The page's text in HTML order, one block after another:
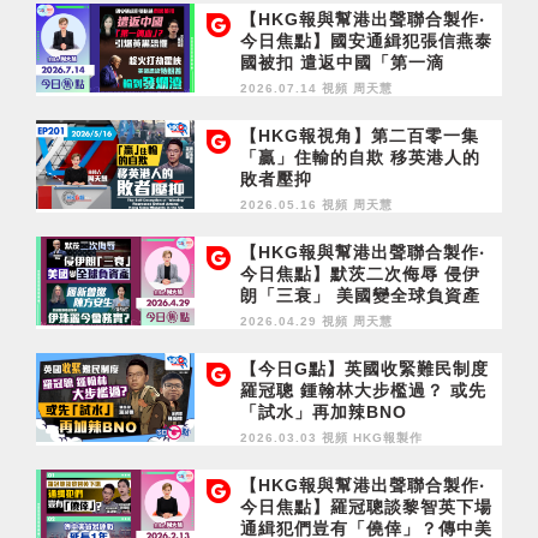
llow Fame, Real Defeat
【HKG報與幫港出聲聯合製作‧
今日焦點】國安通緝犯張信燕泰
國被扣 遣返中國「第一滴
血」？ 引爆黃黑恐懼 趁火打劫
2026.07.14 視頻 周天慧
【HKG報視角】第二百零一集
「贏」住輸的自欺 移英港人的
敗者壓抑
2026.05.16 視頻 周天慧
【HKG報與幫港出聲聯合製作‧
今日焦點】默茨二次侮辱 侵伊
朗「三衰」 美國變全球負資產
履新曾邀陳方安生 伊珠麗今會
2026.04.29 視頻 周天慧
【今日G點】英國收緊難民制度
羅冠聰 鍾翰林大步檻過？ 或先
「試水」再加辣BNO
2026.03.03 視頻 HKG報製作
【HKG報與幫港出聲聯合製作‧
今日焦點】羅冠聰談黎智英下場
通緝犯們豈有「僥倖」？傳中美